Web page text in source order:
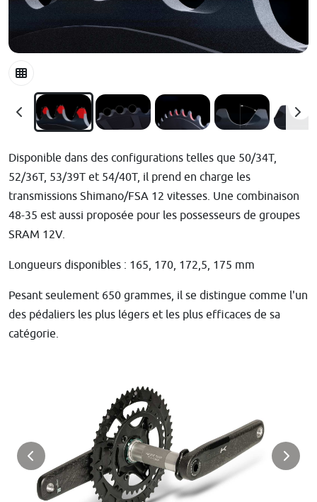
Disponible dans des configurations telles que 50/34T,
52/36T, 53/39T et 54/40T, il prend en charge les
transmissions Shimano/FSA 12 vitesses. Une combinaison
48-35 est aussi proposée pour les possesseurs de groupes
SRAM 12V.
Longueurs disponibles : 165, 170, 172,5, 175 mm
Pesant seulement 650 grammes, il se distingue comme l'un
des pédaliers les plus légers et les plus efficaces de sa
catégorie.